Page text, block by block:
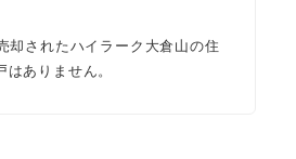
却されたハイラーク大倉山の住
はありません。